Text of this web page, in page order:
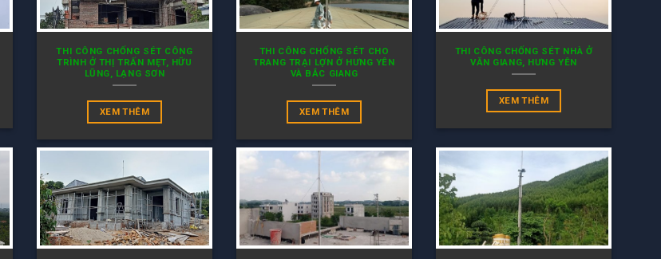
THI CÔNG CHỐNG SÉT CÔNG
TRÌNH Ở THỊ TRẤN MẸT, HỮU
LŨNG, LẠNG SƠN
XEM THÊM
THI CÔNG CHỐNG SÉT CHO
TRANG TRẠI LỢN Ở HƯNG YÊN
VÀ BẮC GIANG
XEM THÊM
THI CÔNG CHỐNG SÉT NHÀ Ở
VĂN GIANG, HƯNG YÊN
XEM THÊM